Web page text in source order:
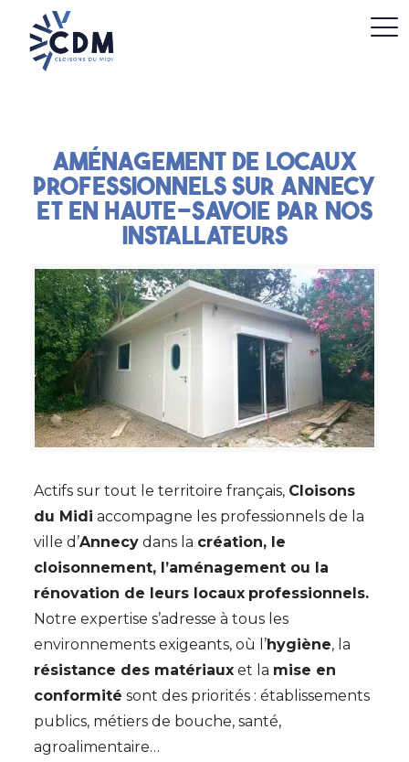
Aménagement de locaux
professionnels sur Annecy
et en Haute-Savoie par nos
installateurs
Actifs sur tout le territoire français, Cloisons
du Midi accompagne les professionnels de la
ville d’Annecydans la création, le
cloisonnement, l’aménagement ou la
rénovation de leurs locaux professionnels.
Notre expertise s’adresse à tous les
environnements exigeants, où l’hygiène, la
résistance des matériauxet la mise en
conformité sont des priorités : établissements
publics, métiers de bouche, santé,
agroalimentaire…